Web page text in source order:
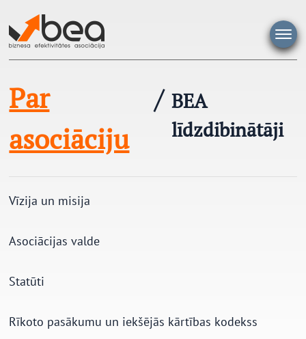
saturu
Par
asociāciju
/BEA
līdzdibinātāji
Vīzija un misija
Asociācijas valde
Statūti
Rīkoto pasākumu un iekšējās kārtības kodekss